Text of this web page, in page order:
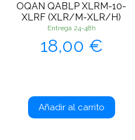
OQAN QABLP XLRM-10-
XLRF (XLR/M-XLR/H)
Entrega 24-48h
Precio
18,00 €
Añadir al carrito